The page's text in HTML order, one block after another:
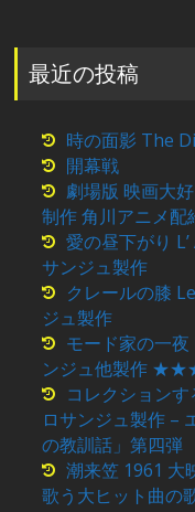
最近の投稿
時の面影 The
開幕戦
劇場版 映画大
制作 角川アニメ配
愛の昼下がり
サンジュ製作
クレールの膝
ジュ製作
モード家の一
ンジュ他製作
コレクション
ロサンジュ製作 –
の教訓話」第四弾
潮来笠 1961 大
歌う大ヒット曲の